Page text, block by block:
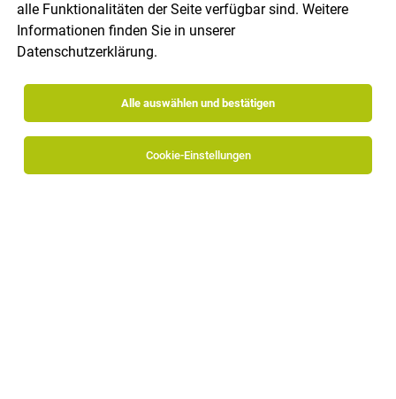
alle Funktionalitäten der Seite verfügbar sind. Weitere
Informationen finden Sie in unserer
Datenschutzerklärung.
Alle auswählen und bestätigen
Cookie-Einstellungen